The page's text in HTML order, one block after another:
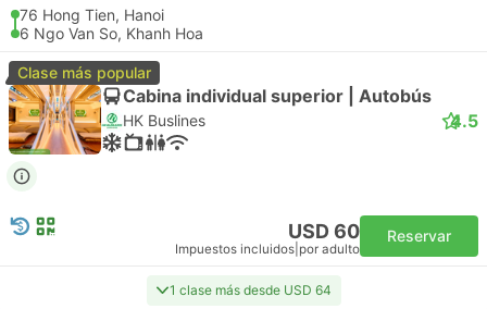
76 Hong Tien, Hanoi
6 Ngo Van So, Khanh Hoa
Clase más popular
Cabina individual superior | Autobús
HK Buslines 4.5
USD 60
Impuestos incluidos por adulto
Reservar
1 clase más desde USD 64